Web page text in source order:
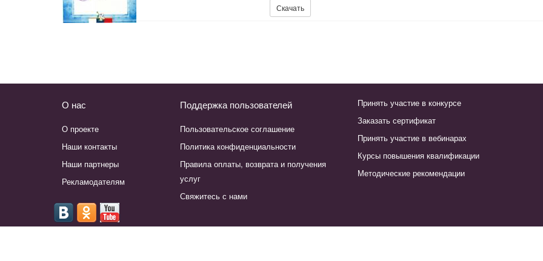
Скачать
О нас
О проекте
Наши контакты
Наши партнеры
Рекламодателям
Поддержка пользователей
Пользовательское соглашение
Политика конфиденциальности
Правила оплаты, возврата и получения
услуг
Свяжитесь с нами
Принять участие в конкурсе
Заказать сертификат
Принять участие в вебинарах
Курсы повышения квалификации
Методические рекомендации